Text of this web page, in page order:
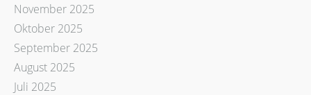
November 2025
Oktober 2025
September 2025
August 2025
Juli 2025